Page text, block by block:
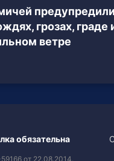
грозах, граде
ветре
обязательна
от 22.08.2014.